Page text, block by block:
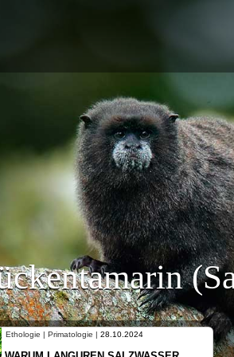
Ethologie | Primatologie | 10.10.2024